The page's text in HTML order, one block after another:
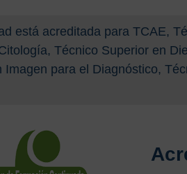
está acreditada para TCAE,
Técnico Superior en
Imagen para el Diagnóstico,